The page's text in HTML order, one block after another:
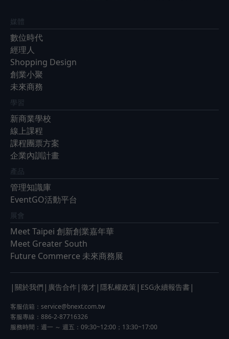
媒體
數位時代
經理人
Shopping Design
創業小聚
未來商務
學習
新商業學校
線上課程
課程團票方案
企業內訓計畫
產品
管理知識庫
EventGO活動平台
展會
Meet Taipei 創新創業嘉年華
Meet Greater South
Future Commerce 未來商務展
| 關於我們 | 廣告合作 | 徵才 | 隱私權政策 | ESG永續報告書 |
客服信箱： service@bnext.com.tw
客服專線：886-2-87716326
服務時間：週一 ～ 週五：09:30~12:00；13:30~17:00